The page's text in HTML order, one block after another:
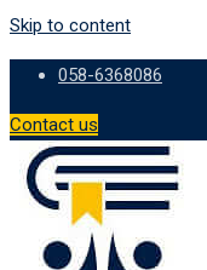
Skip to content
058-6368086
Contact us